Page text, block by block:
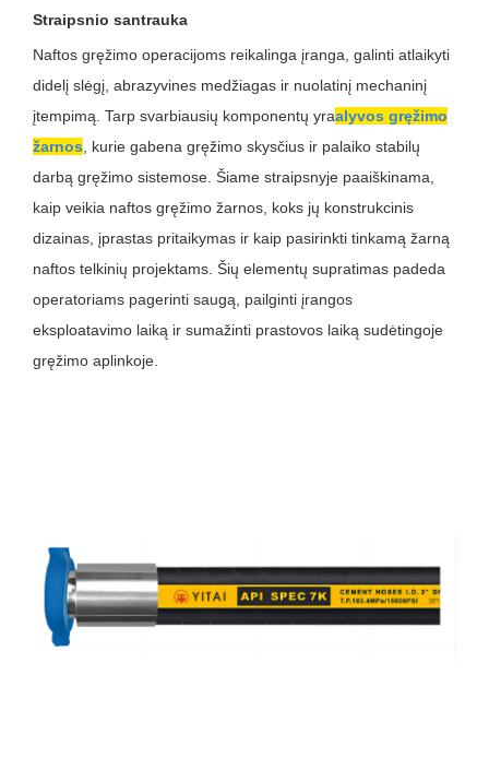
Straipsnio santrauka
Naftos gręžimo operacijoms reikalinga įranga, galinti atlaikyti
didelį slėgį, abrazyvines medžiagas ir nuolatinį mechaninį
įtempimą. Tarp svarbiausių komponentų yraalyvos gręžimo
žarnos, kurie gabena gręžimo skysčius ir palaiko stabilų
darbą gręžimo sistemose. Šiame straipsnyje paaiškinama,
kaip veikia naftos gręžimo žarnos, koks jų konstrukcinis
dizainas, įprastas pritaikymas ir kaip pasirinkti tinkamą žarną
naftos telkinių projektams. Šių elementų supratimas padeda
operatoriams pagerinti saugą, pailginti įrangos
eksploatavimo laiką ir sumažinti prastovos laiką sudėtingoje
gręžimo aplinkoje.